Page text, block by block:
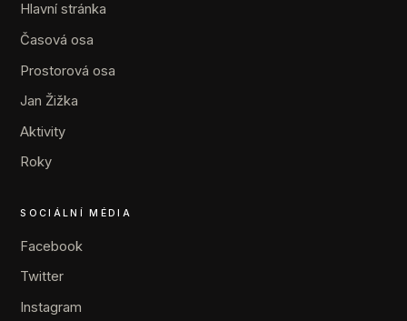
Hlavní stránka
Časová osa
Prostorová osa
Jan Žižka
Aktivity
Roky
SOCIÁLNÍ MÉDIA
Facebook
Twitter
Instagram